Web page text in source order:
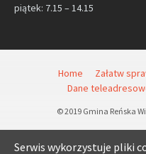
piątek: 7.15 – 14.15
Home Załatw
Dane
© 2019 Gmina Reńska
Serwis wykorzystuje pliki